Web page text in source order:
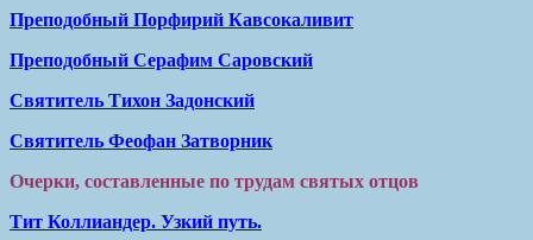
Преподобный Порфирий Кавсокаливит
Преподобный Серафим Саровский
Святитель Тихон Задонский
Святитель Феофан Затворник
Очерки, составленные по трудам святых отцов
Тит Коллиандер. Узкий путь.